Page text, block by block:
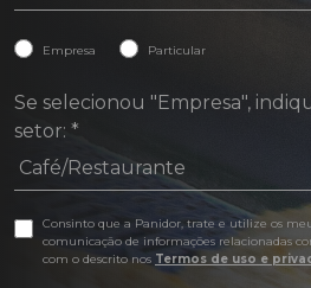
Empresa Particular
Se selecionou "Empresa",
setor: *
Consinto que a Panidor, trate e utilize os
comunicação de informações relacionadas
com o descrito nos Termos de uso e